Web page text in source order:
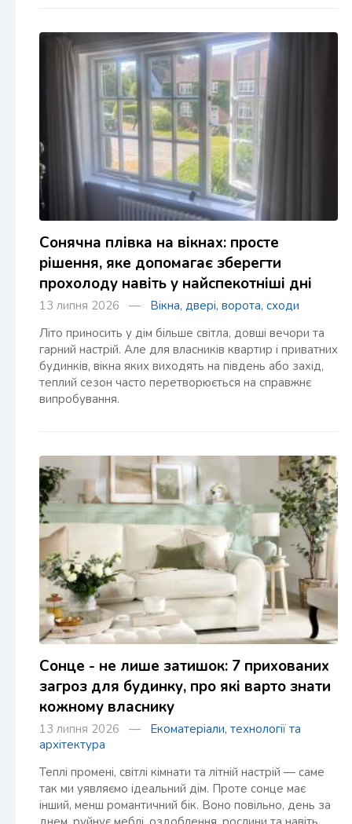
Сонячна плівка на вікнах: просте
рішення, яке допомагає зберегти
прохолоду навіть у найспекотніші дні
13 липня 2026 — Вікна, двері, ворота, сходи
Літо приносить у дім більше світла, довші вечори та
гарний настрій. Але для власників квартир і приватних
будинків, вікна яких виходять на південь або захід,
теплий сезон часто перетворюється на справжнє
випробування.
Сонце - не лише затишок: 7 прихованих
загроз для будинку, про які варто знати
кожному власнику
13 липня 2026 — Екоматеріали, технології та
архітектура
Теплі промені, світлі кімнати та літній настрій — саме
так ми уявляємо ідеальний дім. Проте сонце має
інший, менш романтичний бік. Воно повільно, день за